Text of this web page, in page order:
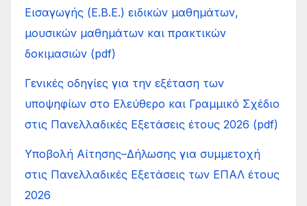
Εισαγωγής (Ε.Β.Ε.) ειδικών μαθημάτων,
μουσικών μαθημάτων και πρακτικών
δοκιμασιών (pdf)
Γενικές οδηγίες για την εξέταση των
υποψηφίων στο Ελεύθερο και Γραμμικό Σχέδιο
στις Πανελλαδικές Εξετάσεις έτους 2026 (pdf)
Υποβολή Αίτησης–Δήλωσης για συμμετοχή
στις Πανελλαδικές Εξετάσεις των ΕΠΑΛ έτους
2026